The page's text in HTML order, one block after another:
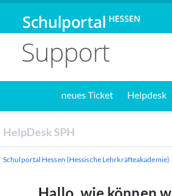
Support
neues Ticket Helpdesk
HelpDesk SPH
Schulportal Hessen (Hessische Lehrkräfteakademie)